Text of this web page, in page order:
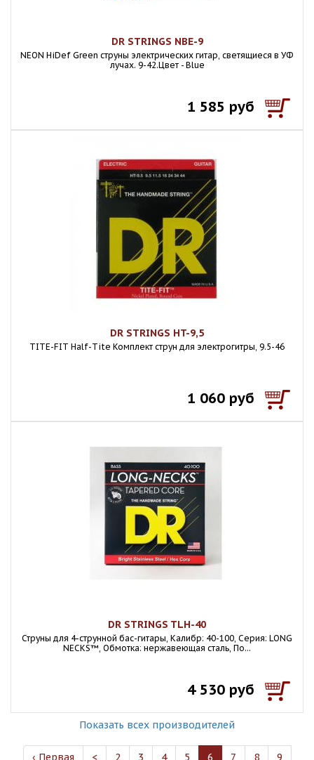
DR STRINGS NBE-9
NEON HiDef Green струны электрических гитар, светящиеся в УФ
лучах. 9-42.Цвет - Blue
1 585 руб
DR STRINGS HT-9,5
TITE-FIT Half-Tite Комплект струн для электрогитры, 9.5-46
1 060 руб
DR STRINGS TLH-40
Струны для 4-струнной бас-гитары, Калибр: 40-100, Серия: LONG
NECKS™, Обмотка: нержавеющая сталь, По...
4 530 руб
Показать всех производителей
‹ Первая < 2 3 4 5 6 7 8 9